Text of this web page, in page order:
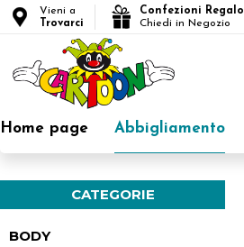
Vieni a
Trovarci
Confezioni Regalo
Chiedi in Negozio
Home page Abbigliamento
CATEGORIE
BODY